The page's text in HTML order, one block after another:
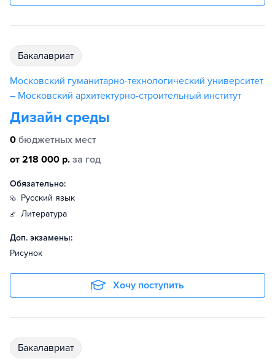
бакалавриат
Московский гуманитарно-технологический университет
– Московский архитектурно-строительный институт
Дизайн среды
0 бюджетных мест
от 218 000 р. за год
Обязательно:
русский язык
литература
Доп. экзамены:
Рисунок
Хочу поступить
бакалавриат